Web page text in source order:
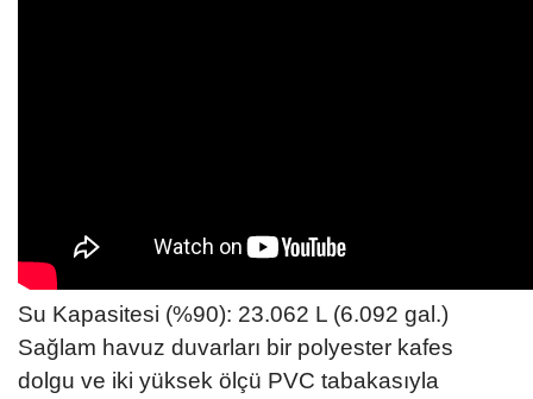
Su Kapasitesi (%90): 23.062 L (6.092 gal.)
Sağlam havuz duvarları bir polyester kafes
dolgu ve iki yüksek ölçü PVC tabakasıyla